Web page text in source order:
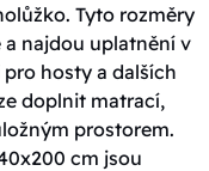
Tyto rozměry
najdou uplatnění v
hosty a dalších
doplnit matrací,
prostorem.
cm jsou